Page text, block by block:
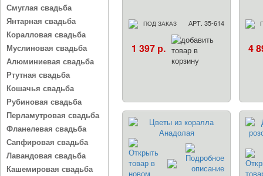
Смуглая свадьба
Янтарная свадьба
Коралловая свадьба
Муслиновая свадьба
Алюминиевая свадьба
Ртутная свадьба
Кошачья свадьба
Рубиновая свадьба
Перламутровая свадьба
Фланелевая свадьба
Сапфировая свадьба
Лавандовая свадьба
Кашемировая свадьба
ПОД ЗАКАЗ АРТ. 35-614
1 397 р. 4